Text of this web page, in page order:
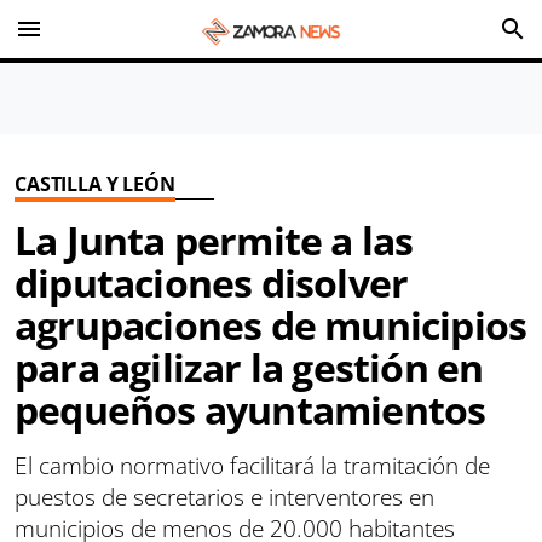
menu search
CASTILLA Y LEÓN
La Junta permite a las
diputaciones disolver
agrupaciones de municipios
para agilizar la gestión en
pequeños ayuntamientos
El cambio normativo facilitará la tramitación de
puestos de secretarios e interventores en
municipios de menos de 20.000 habitantes